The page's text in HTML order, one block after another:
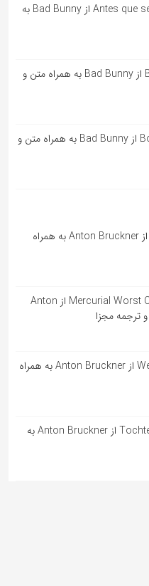
آهنگ اسپانیایی Antes que se acabe از Bad Bunny به
آهنگ اسپانیایی BOKeTE از Bad Bunny به همراه متن و
آهنگ اسپانیایی Booker T از Bad Bunny به همراه متن و
آهنگ آلمانی Zerrissen از Anton Bruckner به همراه
آهنگ آلمانی Mercurial Worst Case Band از Anton
آهنگ آلمانی Wer wir sind از Anton Bruckner به همراه
آهنگ آلمانی Tochterkomplex از Anton Bruckner به